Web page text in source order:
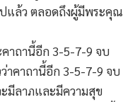
แล้ว ตลอดถึงผู้มีพระคุณ
าถานี้อีก 3-5-7-9 จบ
าคาถานี้อีก 3-5-7-9 จบ
มีลาภและมีความสุข